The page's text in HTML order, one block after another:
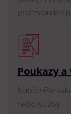
profesionální
Poukazy
Nabídněte
nebo služby.